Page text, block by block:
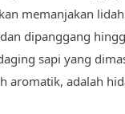
memanjakan
dipanggang
sapi yang
aromatik, adalah